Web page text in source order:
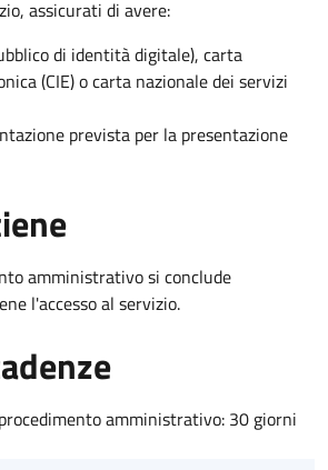
assicurati di avere:
di identità digitale), carta
(CIE) o carta nazionale dei servizi
prevista per la presentazione
amministrativo si conclude
l'accesso al servizio.
amministrativo: 30 giorni